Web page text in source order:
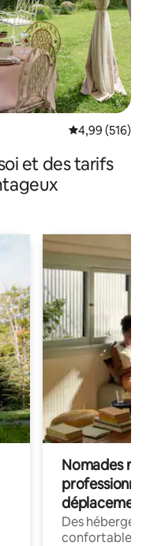
Évaluation
4,99 (516)
et des tarifs
Nomades
déplacement
Des
confortables